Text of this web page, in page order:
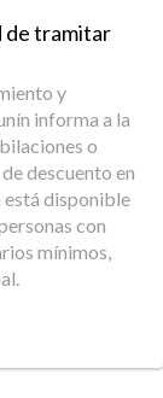
de tramitar
y
informa a la
o
descuento en
está disponible
con
mínimos,